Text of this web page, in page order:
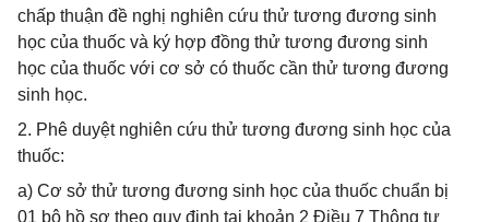
chấp thuận đề nghị nghiên cứu thử tương đương sinh
học của thuốc và ký hợp đồng thử tương đương sinh
học của thuốc với cơ sở có thuốc cần thử tương đương
sinh học.
2. Phê duyệt nghiên cứu thử tương đương sinh học của
thuốc:
a) Cơ sở thử tương đương sinh học của thuốc chuẩn bị
01 bộ hồ sơ theo quy định tại khoản 2 Điều 7 Thông tư